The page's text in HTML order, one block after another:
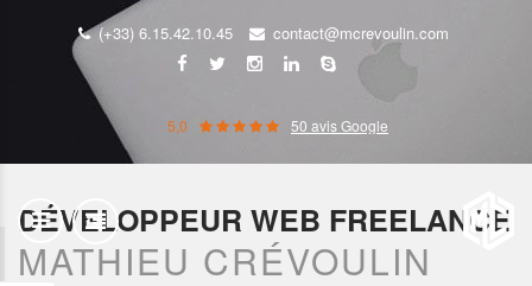
(+33) 6.15.42.10.45 contact@mcrevoulin.com
5,0 50 avis Google
DÉVELOPPEUR WEB FREELANCE
MATHIEU CRÉVOULIN